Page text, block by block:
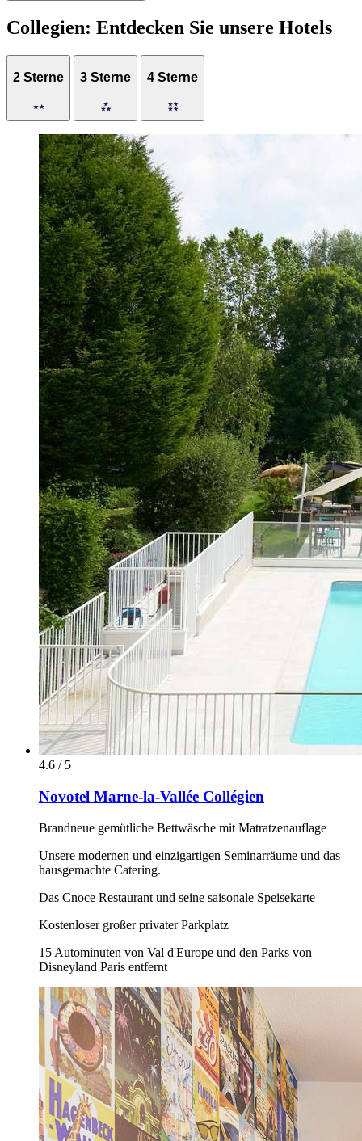
Collegien: Entdecken Sie unsere Hotels
2 Sterne 3 Sterne 4 Sterne
4.6 / 5
Novotel Marne-la-Vallée Collégien
Brandneue gemütliche Bettwäsche mit Matratzenauflage
Unsere modernen und einzigartigen Seminarräume und das
hausgemachte Catering.
Das Cnoce Restaurant und seine saisonale Speisekarte
Kostenloser großer privater Parkplatz
15 Autominuten von Val d'Europe und den Parks von
Disneyland Paris entfernt